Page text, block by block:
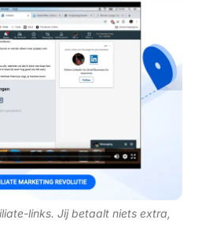
links. Jij betaalt niets extra,